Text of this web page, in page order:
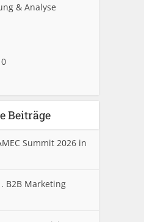
& Analyse
Beiträge
Summit 2026 in
B2B Marketing